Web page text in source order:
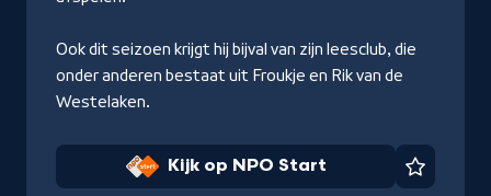
Ook dit seizoen krijgt hij bijval van zijn leesclub, die
onder anderen bestaat uit Froukje en Rik van de
Westelaken.
Kijk op NPO Start